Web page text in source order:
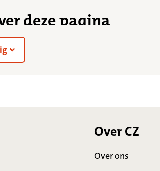
deze pagina
Over CZ
Over ons